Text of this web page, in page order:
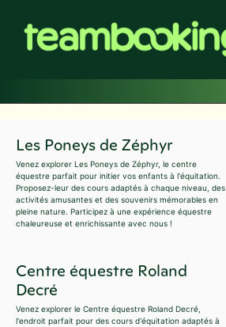
contenu
Les Poneys de Zéphyr
Venez explorer Les Poneys de Zéphyr, le centre
équestre parfait pour initier vos enfants à l'équitation.
Proposez-leur des cours adaptés à chaque niveau, des
activités amusantes et des souvenirs mémorables en
pleine nature. Participez à une expérience équestre
chaleureuse et enrichissante avec nous !
Centre équestre Roland
Decré
Venez explorer le Centre équestre Roland Decré,
l'endroit parfait pour des cours d'équitation adaptés à